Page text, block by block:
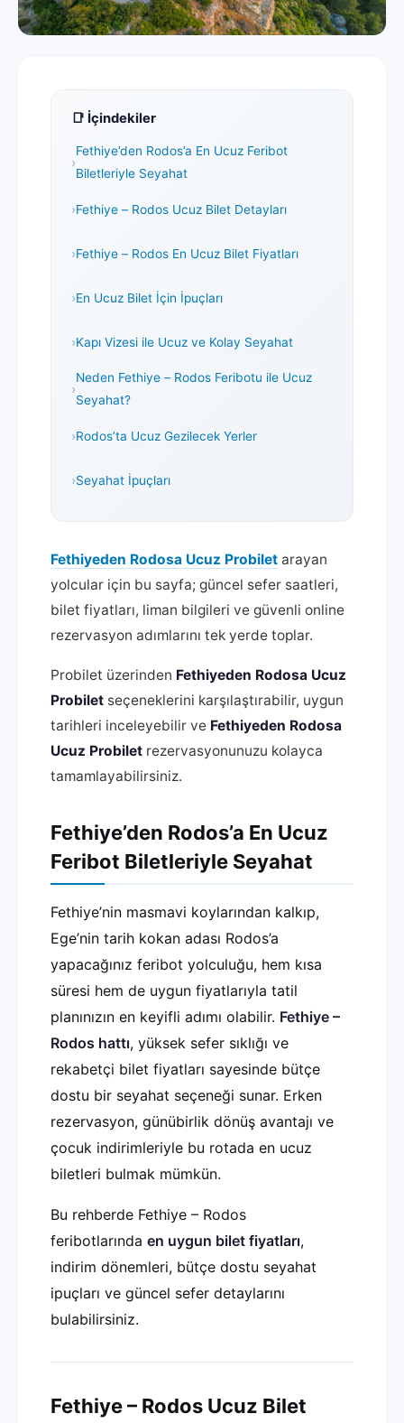
📑 İçindekiler
Fethiye’den Rodos’a En Ucuz Feribot
Biletleriyle Seyahat
Fethiye – Rodos Ucuz Bilet Detayları
Fethiye – Rodos En Ucuz Bilet Fiyatları
En Ucuz Bilet İçin İpuçları
Kapı Vizesi ile Ucuz ve Kolay Seyahat
Neden Fethiye – Rodos Feribotu ile Ucuz
Seyahat?
Rodos’ta Ucuz Gezilecek Yerler
Seyahat İpuçları
Fethiyeden Rodosa Ucuz Probilet arayan
yolcular için bu sayfa; güncel sefer saatleri,
bilet fiyatları, liman bilgileri ve güvenli online
rezervasyon adımlarını tek yerde toplar.
Probilet üzerinden Fethiyeden Rodosa Ucuz
Probilet seçeneklerini karşılaştırabilir, uygun
tarihleri inceleyebilir ve Fethiyeden Rodosa
Ucuz Probilet rezervasyonunuzu kolayca
tamamlayabilirsiniz.
Fethiye’den Rodos’a En Ucuz
Feribot Biletleriyle Seyahat
Fethiye’nin masmavi koylarından kalkıp,
Ege’nin tarih kokan adası Rodos’a
yapacağınız feribot yolculuğu, hem kısa
süresi hem de uygun fiyatlarıyla tatil
planınızın en keyifli adımı olabilir. Fethiye –
Rodos hattı, yüksek sefer sıklığı ve
rekabetçi bilet fiyatları sayesinde bütçe
dostu bir seyahat seçeneği sunar. Erken
rezervasyon, günübirlik dönüş avantajı ve
çocuk indirimleriyle bu rotada en ucuz
biletleri bulmak mümkün.
Bu rehberde Fethiye – Rodos
feribotlarında en uygun bilet fiyatları,
indirim dönemleri, bütçe dostu seyahat
ipuçları ve güncel sefer detaylarını
bulabilirsiniz.
Fethiye – Rodos Ucuz Bilet